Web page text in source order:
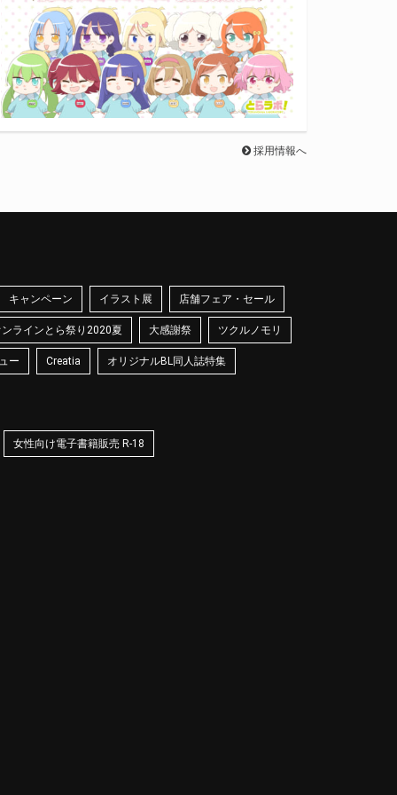
採用情報へ
キャンペーン イラスト展 店舗フェア・セール
ラインとら祭り2020夏 大感謝祭 ツクルノモリ
ー Creatia オリジナルBL同人誌特集
女性向け電子書籍販売 R-18